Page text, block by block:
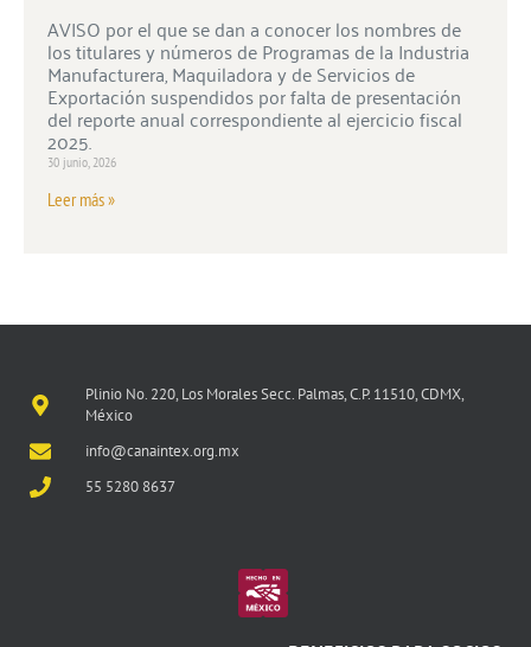
AVISO por el que se dan a conocer los nombres de
los titulares y números de Programas de la Industria
Manufacturera, Maquiladora y de Servicios de
Exportación suspendidos por falta de presentación
del reporte anual correspondiente al ejercicio fiscal
2025.
30 junio, 2026
Leer más »
Plinio No. 220, Los Morales Secc. Palmas, C.P. 11510, CDMX,
México
info@canaintex.org.mx
55 5280 8637